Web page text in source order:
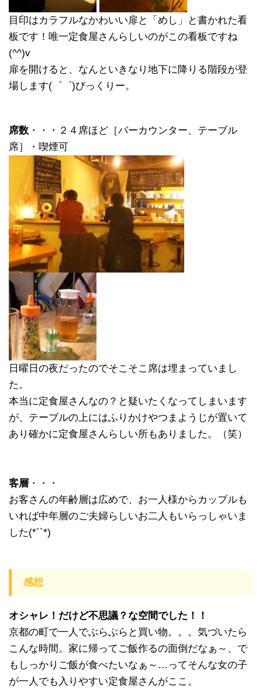
目印はカラフルなかわいい扉と「めし」と書かれた看
板です！唯一定食屋さんらしいのがこの看板ですね
(^^)v
扉を開けると、なんといきなり地下に降りる階段が登
場します(゜゜)びっくりー。
席数 ・・・２４席ほど［バーカウンター、テーブル
席］・喫煙可
日曜日の夜だったのでそこそこ席は埋まっていまし
た。
本当に定食屋さんなの？と疑いたくなってしまいます
が、テーブルの上にはふりかけやつまようじが置いて
あり確かに定食屋さんらしい所もありました。（笑）
客層 ・・・
お客さんの年齢層は広めで、お一人様からカップルも
いれば中年層のご夫婦らしいお二人もいらっしゃいま
した(*´`*)
感想
オシャレ！だけど不思議？な空間でした！！
京都の町で一人でぶらぶらと買い物。。。気づいたら
こんな時間。家に帰ってご飯作るの面倒だなぁ～、で
もしっかりご飯が食べたいなぁ～…ってそんな女の子
が一人でも入りやすい定食屋さんがここ。